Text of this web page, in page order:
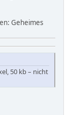
Geheimes
50 kb – nicht